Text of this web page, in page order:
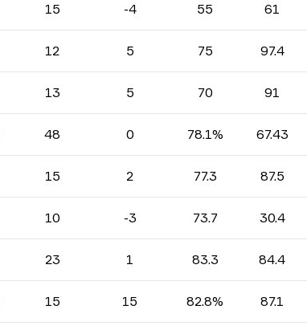
15 -4 55 61
12 5 75 97.4
13 5 70 91
48 0 78.1% 67.43
15 2 77.3 87.5
10 -3 73.7 30.4
23 1 83.3 84.4
15 15 82.8% 87.1